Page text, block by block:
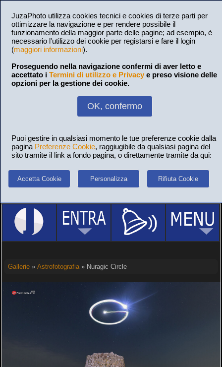
JuzaPhoto utilizza cookies tecnici e cookies di terze parti per
ottimizzare la navigazione e per rendere possibile il
funzionamento della maggior parte delle pagine; ad esempio, è
necessario l'utilizzo dei cookie per registarsi e fare il login
(maggiori informazioni).
Proseguendo nella navigazione confermi di aver letto e
accettato i Termini di utilizzo e Privacy e preso visione delle
opzioni per la gestione dei cookie.
OK, confermo
Puoi gestire in qualsiasi momento le tue preferenze cookie dalla
pagina Preferenze Cookie, raggiugibile da qualsiasi pagina del
sito tramite il link a fondo pagina, o direttamente tramite da qui:
Accetta Cookie Personalizza Rifiuta Cookie
Gallerie» Astrofotografia» Nuragic Circle